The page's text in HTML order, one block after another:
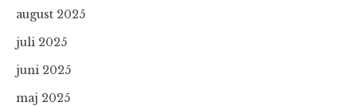
august 2025
juli 2025
juni 2025
maj 2025